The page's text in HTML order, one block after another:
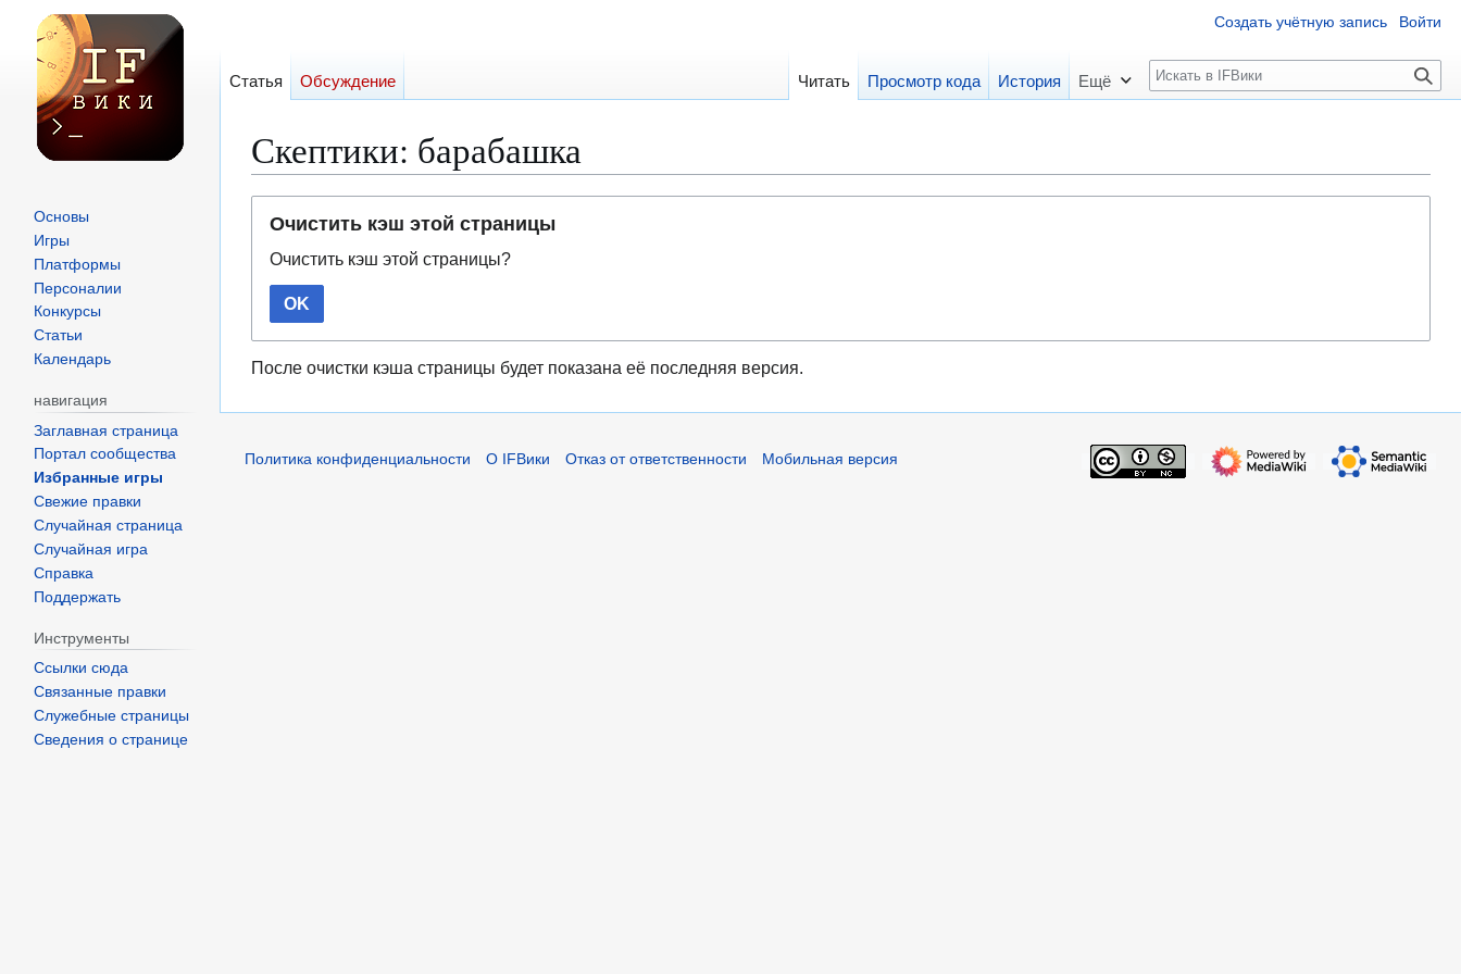
Скептики: барабашка
навигации
поиску
Очистить кэш этой страницы
Очистить кэш этой страницы?
OK
После очистки кэша страницы будет показана её последняя версия.
Создать учётную запись Войти
Статья Обсуждение Читать Просмотр кода История Ещё
П
о
к
Основы
Игры
Платформы
Персоналии
Конкурсы
Статьи
Календарь
навигация
Заглавная страница
Портал сообщества
Избранные игры
Свежие правки
Случайная страница
Случайная игра
Справка
Поддержать
Инструменты
Ссылки сюда
Связанные правки
Служебные страницы
Сведения о странице
Политика конфиденциальности О IFВики Отказ от ответственности Мобильная версия